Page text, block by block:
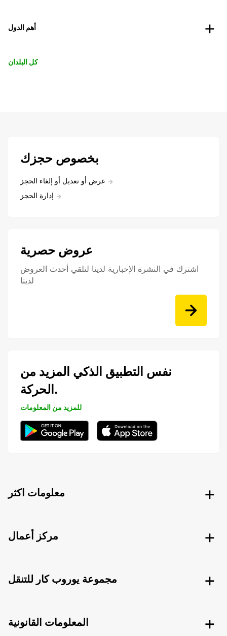
أهم الدول
كل البلدان
بخصوص حجزك
عرض أو تعديل أو إلغاء الحجز
إدارة الحجز
عروض حصرية
اشترك في النشرة الإخبارية لدينا لتلقي أحدث العروض
لدينا
نفس التطبيق الذكي المزيد من
الحركة.
للمزيد من المعلومات
معلومات اكثر
مركز أعمال
مجموعة يوروب كار للتنقل
المعلومات القانونية